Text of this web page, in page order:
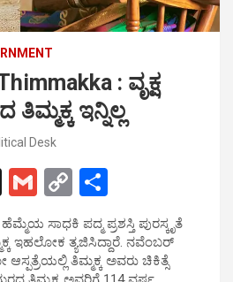
: ವೃಕ್ಷ
ಇನ್ನಿಲ್ಲ
Desk
X
G
m
ail
C
o
py
Li
h
ar
e
ಸಾಧಕಿ ಪದ್ಮ ಪ್ರಶಸ್ತಿ ಪುರಸ್ಕೃತೆ
ಇಹಲೋಕ ತ್ಯಜಿಸಿದ್ದಾರೆ. ನವೆಂಬರ್
ತಿಮ್ಮಕ್ಕ ಅವರು ಚಿಕಿತ್ಸೆ